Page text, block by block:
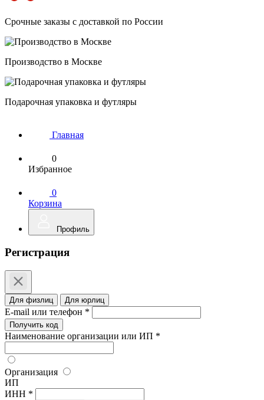
Срочные заказы с доставкой по России
Производство в Москве
Подарочная упаковка и футляры
Главная
0
Избранное
0
Корзина
Профиль
Регистрация
Для физлиц Для юрлиц
E-mail или телефон *
Получить код
Наименование организации или ИП *
Организация
ИП
ИНН *